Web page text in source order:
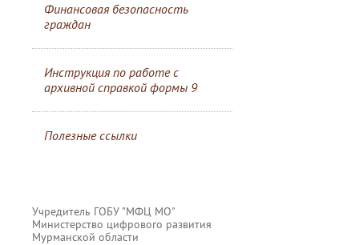
Финансовая безопасность
граждан
Инструкция по работе с
архивной справкой формы 9
Полезные ссылки
Учредитель ГОБУ "МФЦ МО"
Министерство цифрового развития
Мурманской области